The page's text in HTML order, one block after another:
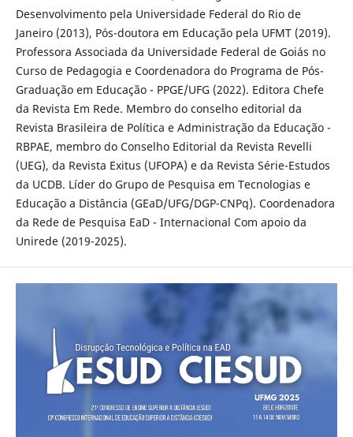
Desenvolvimento pela Universidade Federal do Rio de
Janeiro (2013), Pós-doutora em Educação pela UFMT (2019).
Professora Associada da Universidade Federal de Goiás no
Curso de Pedagogia e Coordenadora do Programa de Pós-
Graduação em Educação - PPGE/UFG (2022). Editora Chefe
da Revista Em Rede. Membro do conselho editorial da
Revista Brasileira de Política e Administração da Educação -
RBPAE, membro do Conselho Editorial da Revista Revelli
(UEG), da Revista Exitus (UFOPA) e da Revista Série-Estudos
da UCDB. Líder do Grupo de Pesquisa em Tecnologias e
Educação a Distância (GEaD/UFG/DGP-CNPq). Coordenadora
da Rede de Pesquisa EaD - Internacional Com apoio da
Unirede (2019-2025).